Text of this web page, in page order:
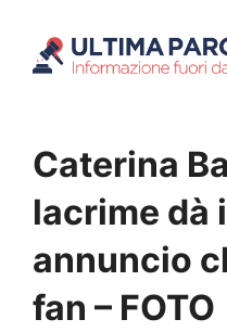
Caterina
lacrime dà
annuncio
fan – FOTO